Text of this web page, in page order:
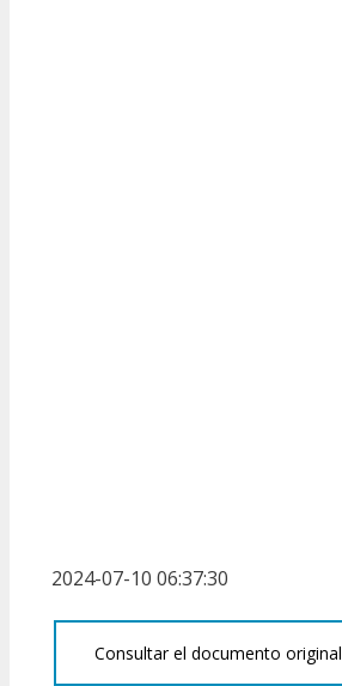
2024-07-10 06:37:30
Consultar el documento original